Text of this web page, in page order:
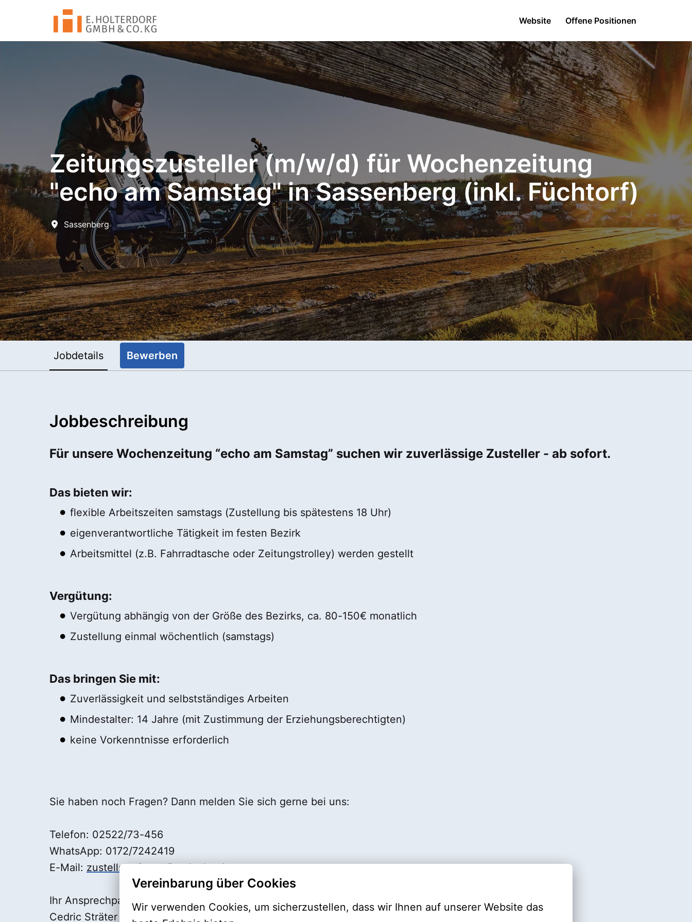
Vereinbarung über Cookies
Wir verwenden Cookies, um sicherzustellen, dass wir Ihnen auf unserer Website das
Startseite
Website Offene Positionen
Zeitungszusteller (m/w/d) für Wochenzeitung
"echo am Samstag" in Sassenberg (inkl. Füchtorf)
Sassenberg
Jobdetails Bewerben
Jobbeschreibung
Für unsere Wochenzeitung “echo am Samstag” suchen wir zuverlässige Zusteller - ab sofort.
Das bieten wir:
flexible Arbeitszeiten samstags (Zustellung bis spätestens 18 Uhr)
eigenverantwortliche Tätigkeit im festen Bezirk
Arbeitsmittel (z.B. Fahrradtasche oder Zeitungstrolley) werden gestellt
Vergütung:
Vergütung abhängig von der Größe des Bezirks, ca. 80-150€ monatlich
Zustellung einmal wöchentlich (samstags)
Das bringen Sie mit:
Zuverlässigkeit und selbstständiges Arbeiten
Mindestalter: 14 Jahre (mit Zustimmung der Erziehungsberechtigten)
keine Vorkenntnisse erforderlich
Sie haben noch Fragen? Dann melden Sie sich gerne bei uns:
Telefon: 02522/73-456
WhatsApp: 0172/7242419
E-Mail: zustellservice@die-glocke.de
Ihr Ansprechpartner:
Cedric Sträter